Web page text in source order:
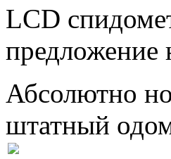
LCD
предложение
Абсолютно
штатный